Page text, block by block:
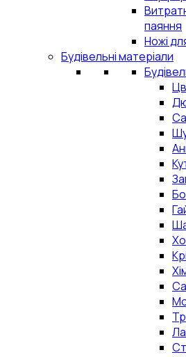
паяння
Ножі
Будівельні матеріали